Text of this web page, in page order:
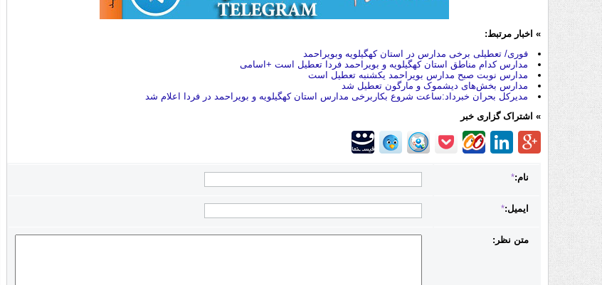
» اخبار مرتبط:
فوری/ تعطیلی برخی مدارس در استان کهگیلویه وبویراحمد
مدارس کدام مناطق استان کهگیلویه و بویراحمد فردا تعطیل است +اسامی
مدارس نوبت صبح مدارس بویراحمد یکشنبه تعطیل است
مدارس بخش‌های دیشموک و مارگون تعطیل شد
مدیرکل بحران خبرداد:ساعت شروع بکاربرخی مدارس استان کهگیلویه و بویراحمد در فردا اعلام شد
» اشتراک گزاری خبر
نام:*
ایمیل:*
متن نظر: